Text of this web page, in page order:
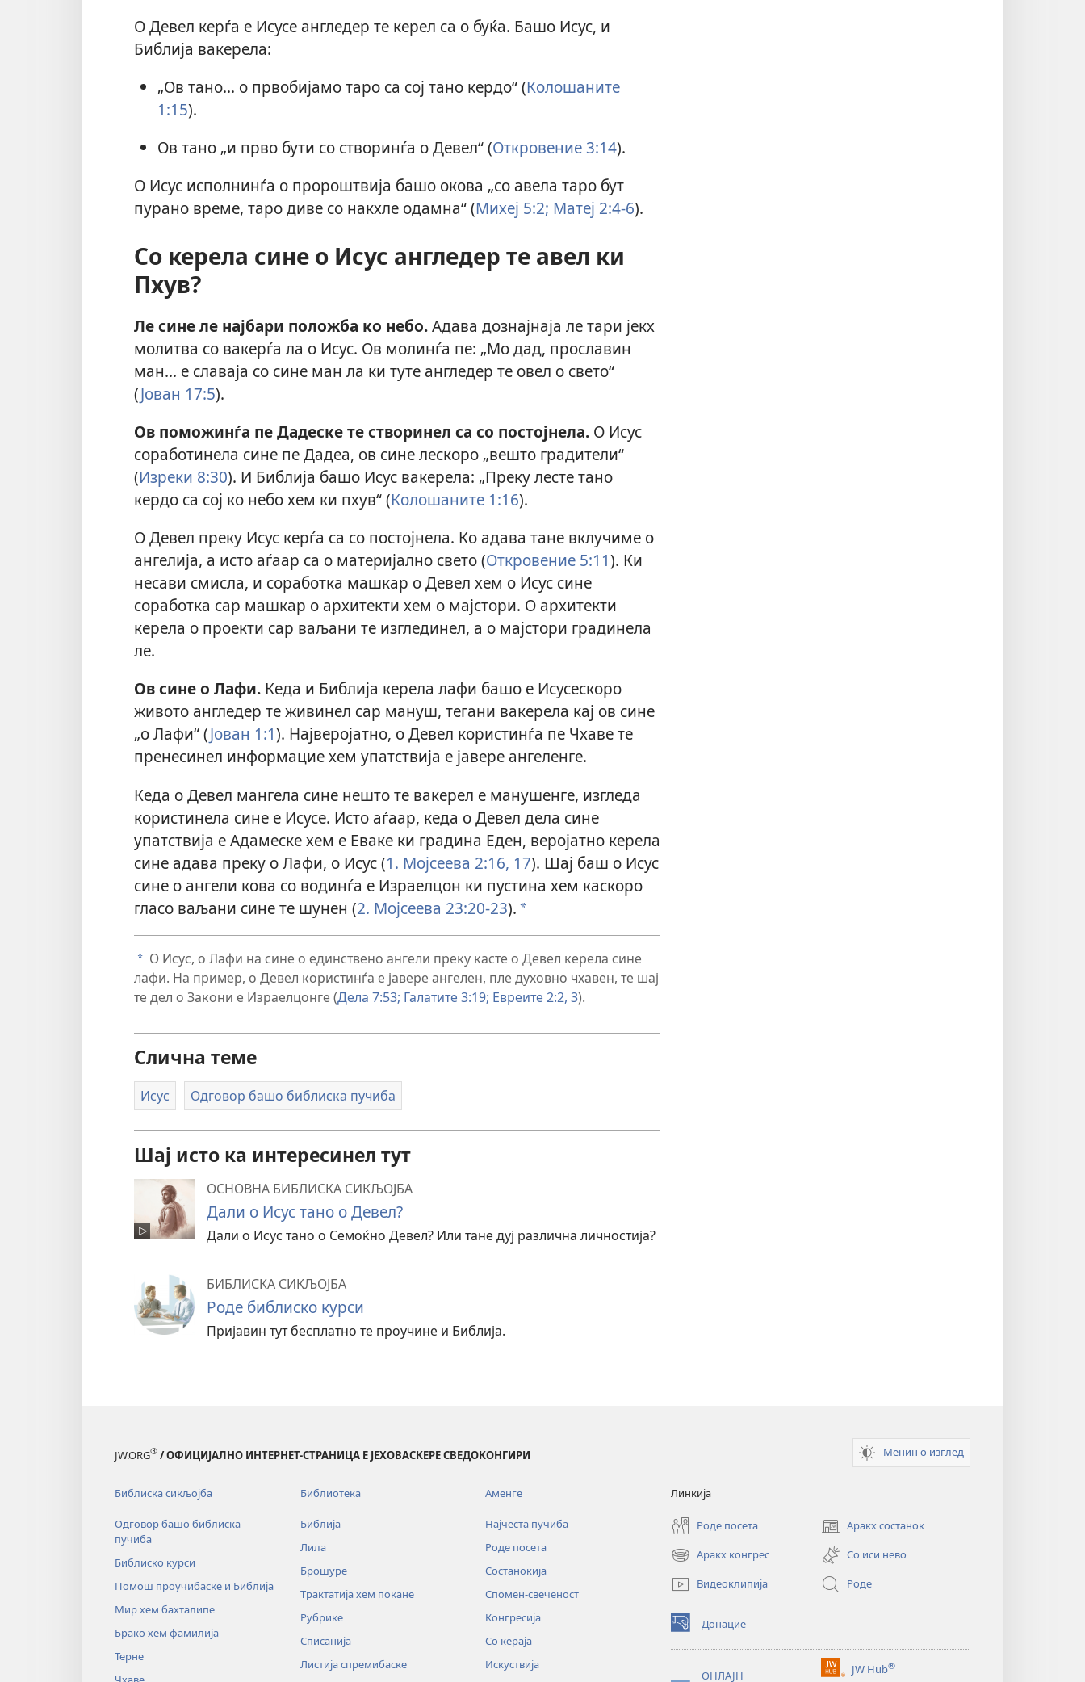
О Девел керѓа е Исусе англедер те керел са о буќа. Башо Исус, и
Библија вакерела:
„Ов тано... о првобијамо таро са сој тано кердо“ (Колошаните
1:15).
Ов тано „и прво бути со створинѓа о Девел“ (Откровение 3:14).
О Исус исполнинѓа о пророштвија башо окова „со авела таро бут
пурано време, таро диве со накхле одамна“ (Михеј 5:2; Матеј 2:4-6).
Со керела сине о Исус англедер те авел ки
Пхув?
Ле сине ле најбари положба ко небо.Адава дознајнаја ле тари јекх
молитва со вакерѓа ла о Исус. Ов молинѓа пе: „Мо дад, прославин
ман... е славаја со сине ман ла ки туте англедер те овел о свето“
(Јован 17:5).
Ов поможинѓа пе Дадеске те створинел са со постојнела. О Исус
соработинела сине пе Дадеа, ов сине лескоро „вешто градители“
(Изреки 8:30). И Библија башо Исус вакерела: „Преку лесте тано
кердо са сој ко небо хем ки пхув“ (Колошаните 1:16).
О Девел преку Исус керѓа са со постојнела. Ко адава тане вклучиме о
ангелија, а исто аѓаар са о материјално свето (Откровение 5:11). Ки
несави смисла, и соработка машкар о Девел хем о Исус сине
соработка сар машкар о архитекти хем о мајстори. О архитекти
керела о проекти сар ваљани те изглединел, а о мајстори градинела
ле.
Ов сине о Лафи. Кеда и Библија керела лафи башо е Исусескоро
живото англедер те живинел сар мануш, тегани вакерела кај ов сине
„о Лафи“ (Јован 1:1). Најверојатно, о Девел користинѓа пе Чхаве те
пренесинел информацие хем упатствија е јавере ангеленге.
Кеда о Девел мангела сине нешто те вакерел е манушенге, изгледа
користинела сине е Исусе. Исто аѓаар, кеда о Девел дела сине
упатствија е Адамеске хем е Еваке ки градина Еден, веројатно керела
сине адава преку о Лафи, о Исус (1. Мојсеева 2:16, 17). Шај баш о Исус
сине о ангели кова со водинѓа е Израелцон ки пустина хем каскоро
гласо ваљани сине те шунен (2. Мојсеева 23:20-23). a
a О Исус, о Лафи на сине о единствено ангели преку касте о Девел керела сине
лафи. На пример, о Девел користинѓа е јавере ангелен, пле духовно чхавен, те шај
те дел о Закони е Израелцонге (Дела 7:53; Галатите 3:19; Евреите 2:2, 3).
Слична теме
Исус Одговор башо библиска пучиба
Шај исто ка интересинел тут
ОСНОВНА БИБЛИСКА СИКЉОЈБА
Дали о Исус тано о Девел?
Дали о Исус тано о Семоќно Девел? Или тане дуј различна личностија?
БИБЛИСКА СИКЉОЈБА
Роде библиско курси
Пријавин тут бесплатно те проучине и Библија.
JW.ORG® / ОФИЦИЈАЛНО ИНТЕРНЕТ-СТРАНИЦА Е ЈЕХОВАСКЕРЕ СВЕДОКОНГИРИ Менин о изглед
Библиска сикљојба
Одговор башо библиска
пучиба
Библиско курси
Помош проучибаске и Библија
Мир хем бахталипе
Брако хем фамилија
Терне
Библиотека
Библија
Лила
Брошуре
Трактатија хем покане
Рубрике
Списанија
Листија спремибаске
Аменге
Најчеста пучиба
Роде посета
Состанокија
Спомен-свеченост
Конгресија
Со кераја
Искуствија
Линкија
Роде посета Аракх состанок
(opens
new
window)
Аракх конгрес
(opens
new
window)
Со иси нево
Видеоклипија
Роде
Донацие
(opens
new
ОНЛАЈН
JW Hub®
(opens